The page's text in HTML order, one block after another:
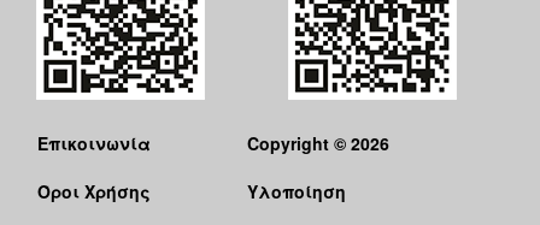
Επικοινωνία
Όροι Χρήσης
Copyright © 2026
Υλοποίηση